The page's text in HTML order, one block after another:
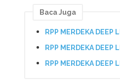
Baca Juga
RPP MERDEKA DEEP
RPP MERDEKA DEEP
RPP MERDEKA DEEP